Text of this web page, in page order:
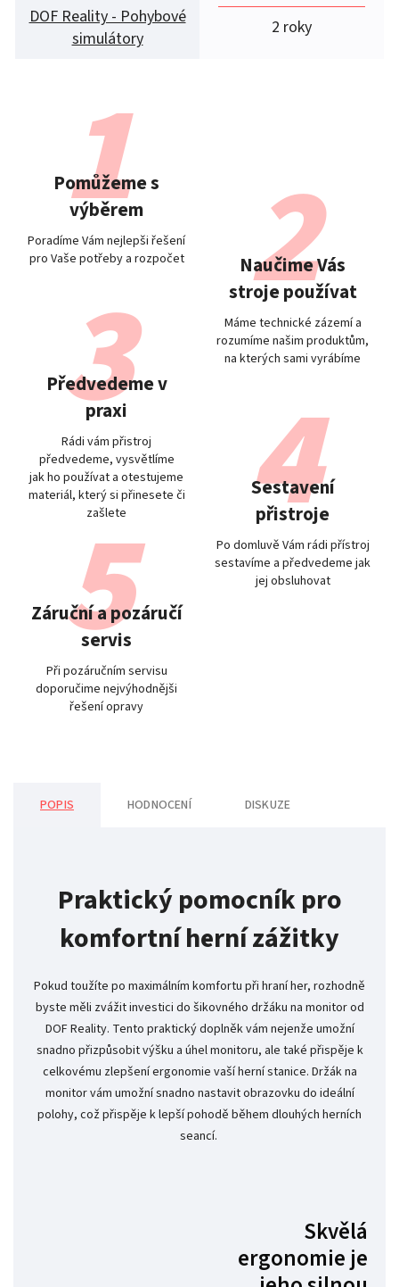
DOF Reality - Pohybové
simulátory
2 roky
Pomůžeme s
výběrem
Poradíme Vám nejlepši řešení
pro Vaše potřeby a rozpočet
Naučime Vás
stroje používat
Máme technické zázemí a
rozumíme našim produktům,
na kterých sami vyrábíme
Předvedeme v
praxi
Rádi vám přistroj
předvedeme, vysvětlíme
jak ho používat a otestujeme
materiál, který si přinesete či
zašlete
Sestavení
přistroje
Po domluvě Vám rádi přístroj
sestavíme a předvedeme jak
jej obsluhovat
Záruční a pozáručí
servis
Při pozáručním servisu
doporučime nejvýhodnějši
řešení opravy
POPIS HODNOCENÍ DISKUZE
Praktický pomocník pro
komfortní herní zážitky
Pokud toužíte po maximálním komfortu při hraní her, rozhodně
byste měli zvážit investici do šikovného držáku na monitor od
DOF Reality. Tento praktický doplněk vám nejenže umožní
snadno přizpůsobit výšku a úhel monitoru, ale také přispěje k
celkovému zlepšení ergonomie vaší herní stanice. Držák na
monitor vám umožní snadno nastavit obrazovku do ideální
polohy, což přispěje k lepší pohodě během dlouhých herních
seancí.
Skvělá
ergonomie je